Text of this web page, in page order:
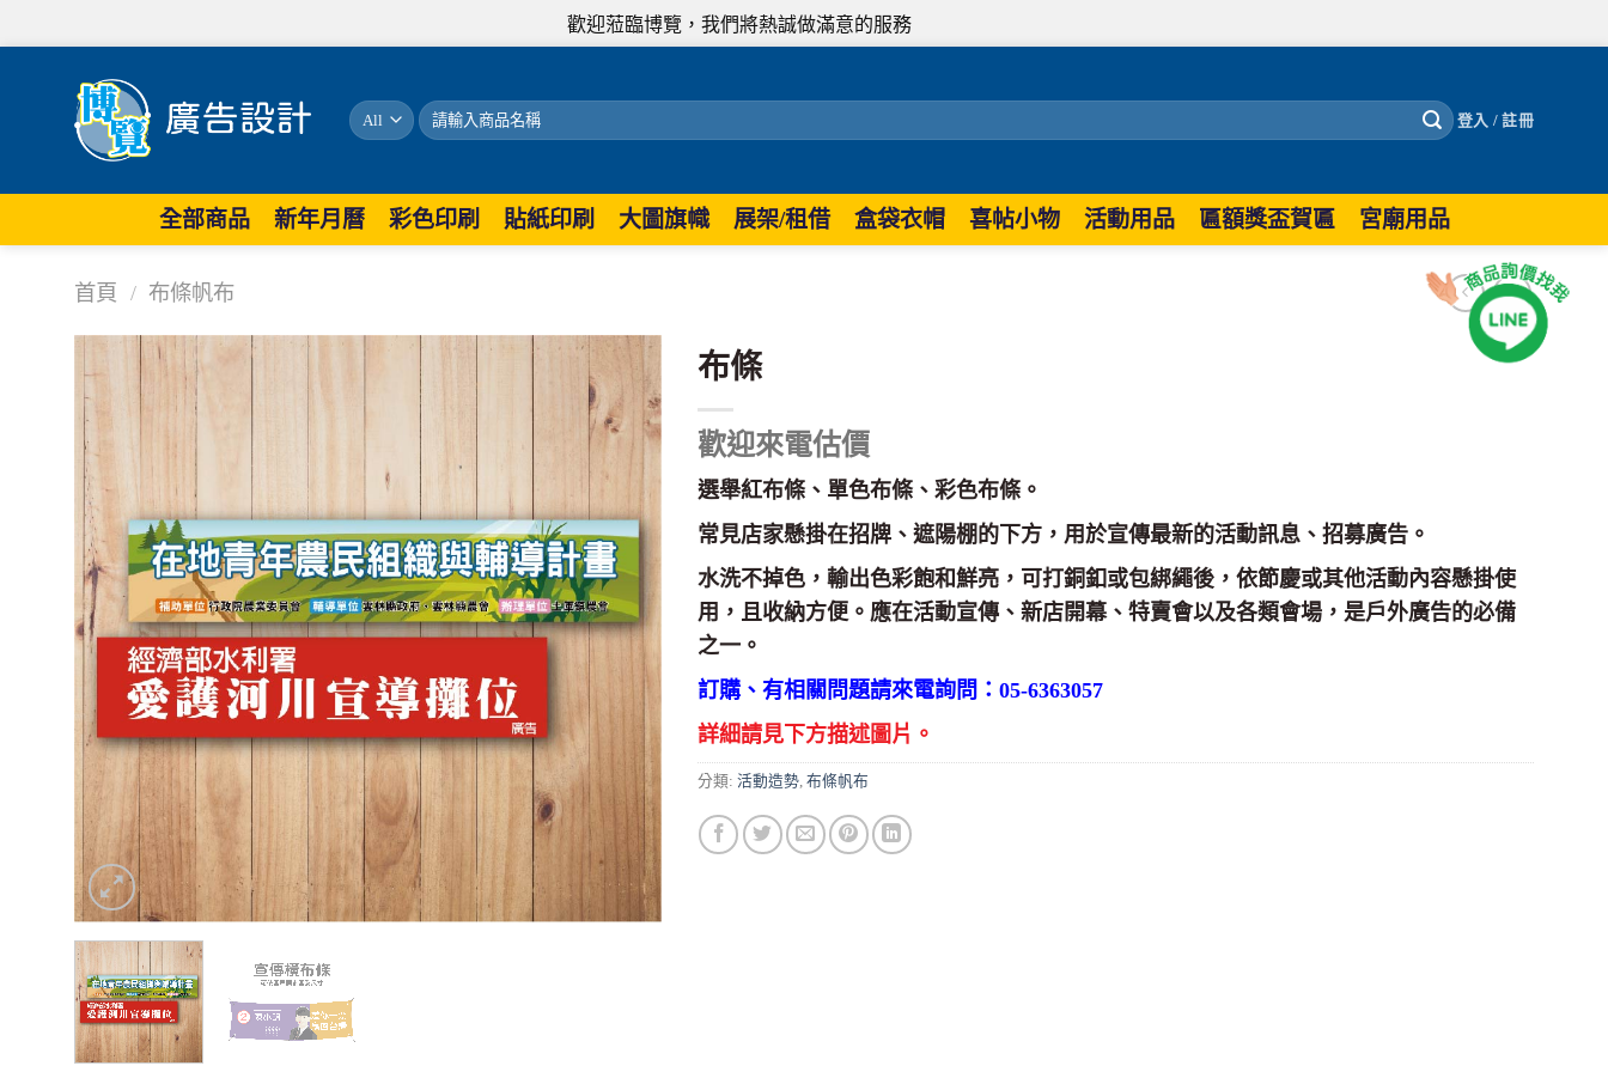
歡迎蒞臨博覽，我們將熱誠做滿意的服務
搜
尋
登入 / 註冊
全部商品 新年月曆 彩色印刷 貼紙印刷 大圖旗幟 展架/租借 盒袋衣帽 喜帖小物 活動用品 匾額獎盃賀匾 宮廟用品
首頁 / 布條帆布
布條
歡迎來電估價
選舉紅布條、單色布條、彩色布條。
常見店家懸掛在招牌、遮陽棚的下方，用於宣傳最新的活動訊息、招募廣告。
水洗不掉色，輸出色彩飽和鮮亮，可打銅釦或包綁繩後，依節慶或其他活動內容懸掛使
用，且收納方便。應在活動宣傳、新店開幕、特賣會以及各類會場，是戶外廣告的必備
之一。
訂購、有相關問題請來電詢問：05-6363057
詳細請見下方描述圖片。
分類: 活動造勢, 布條帆布